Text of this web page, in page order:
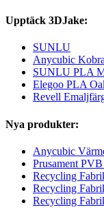
Upptäck 3DJake:
SUNLU
Anycubic
SUNLU PLA
Elegoo PLA
Revell
Nya produkter:
Anycubic
Prusament
Recycling
Recycling
Recycling